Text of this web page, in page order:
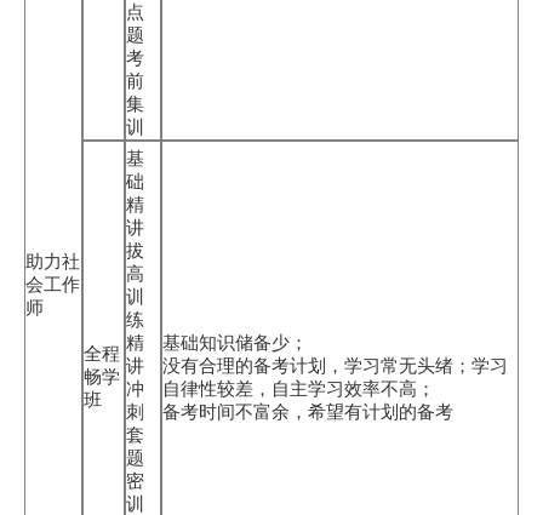
助力社
会工作
师
点
题
考
前
集
训
全程
畅学
班
基
础
精
讲
拔
高
训
练
精
讲
冲
刺
套
题
密
训
基础知识储备少；
没有合理的备考计划，学习常无头绪；学习
自律性较差，自主学习效率不高；
备考时间不富余，希望有计划的备考